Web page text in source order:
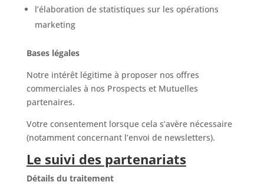
l’élaboration de statistiques sur les opérations
marketing
Bases légales
Notre intérêt légitime à proposer nos offres
commerciales à nos Prospects et Mutuelles
partenaires.
Votre consentement lorsque cela s’avère nécessaire
(notamment concernant l’envoi de newsletters).
Le suivi des partenariats
Détails du traitement